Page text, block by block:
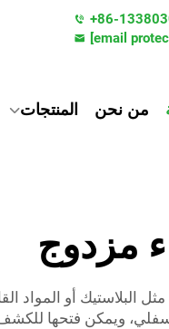
+86-
[email
من نحن المنتجات
مزدوج
أو المواد
ويمكن فتحها